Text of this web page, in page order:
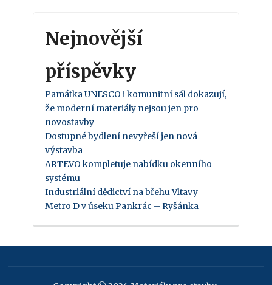
Nejnovější
příspěvky
Památka UNESCO i komunitní sál dokazují,
že moderní materiály nejsou jen pro
novostavby
Dostupné bydlení nevyřeší jen nová
výstavba
ARTEVO kompletuje nabídku okenního
systému
Industriální dědictví na břehu Vltavy
Metro D v úseku Pankrác – Ryšánka